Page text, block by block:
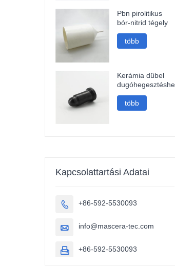
Pbn pirolitikus
bór-nitrid tégely
több
Kerámia dübel
dugóhegesztéshez
több
Kapcsolattartási Adatai
 +86-592-5530093
 info@mascera-tec.com
 +86-592-5530093